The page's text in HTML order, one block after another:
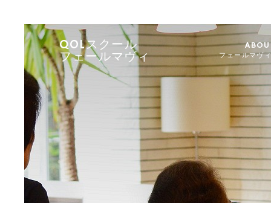
QOLスクール
フェールマヴィ
フェールマヴ